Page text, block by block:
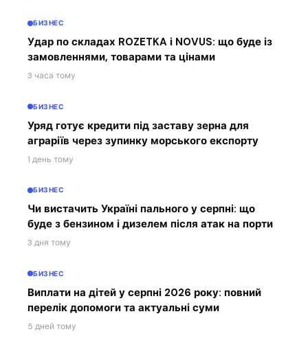
БИЗНЕС
Удар по складах ROZETKA і NOVUS: що буде із
замовленнями, товарами та цінами
3 часа тому
БИЗНЕС
Уряд готує кредити під заставу зерна для
аграріїв через зупинку морського експорту
1 день тому
БИЗНЕС
Чи вистачить Україні пального у серпні: що
буде з бензином і дизелем після атак на порти
3 дня тому
БИЗНЕС
Виплати на дітей у серпні 2026 року: повний
перелік допомоги та актуальні суми
5 дней тому